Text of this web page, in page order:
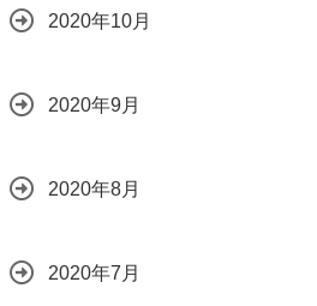
2020年10月
2020年9月
2020年8月
2020年7月